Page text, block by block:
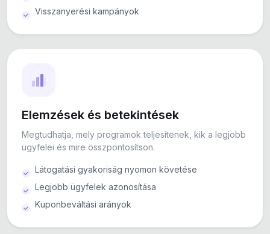
Visszanyerési kampányok
Elemzések és betekintések
Megtudhatja, mely programok teljesítenek, kik a legjobb
ügyfelei és mire összpontosítson.
Látogatási gyakoriság nyomon követése
Legjobb ügyfelek azonosítása
Kuponbeváltási arányok